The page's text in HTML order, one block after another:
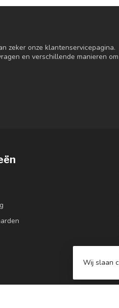
zeker onze klantenservicepagina.
en verschillende manieren om
Wij slaan